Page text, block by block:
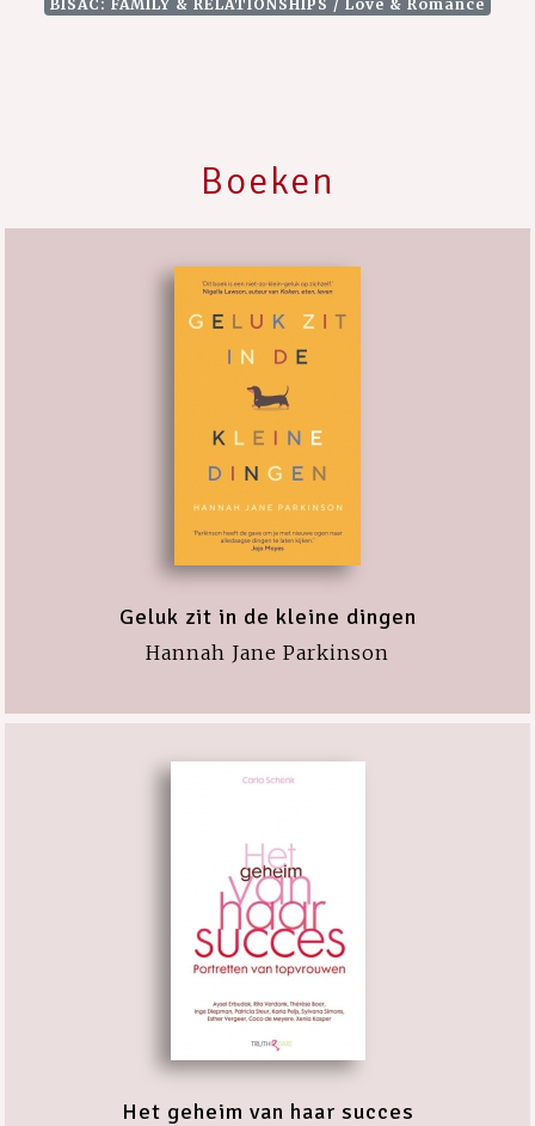
BISAC: FAMILY & RELATIONSHIPS / Love & Romance
Boeken
Geluk zit in de kleine dingen
Hannah Jane Parkinson
Het geheim van haar succes